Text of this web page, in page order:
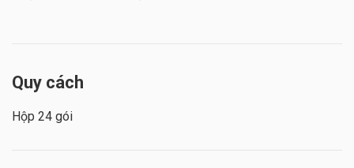
Quy cách
Hộp 24 gói